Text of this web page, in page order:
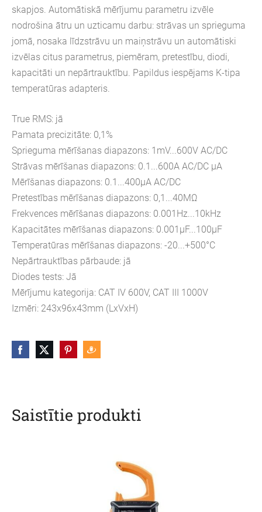
skapjos. Automātiskā mērījumu parametru izvēle
nodrošina ātru un uzticamu darbu: strāvas un sprieguma
jomā, nosaka līdzstrāvu un maiņstrāvu un automātiski
izvēlas citus parametrus, piemēram, pretestību, diodi,
kapacitāti un nepārtrauktību. Papildus iespējams K-tipa
temperatūras adapteris.
True RMS: jā
Pamata precizitāte: 0,1%
Sprieguma mērīšanas diapazons: 1mV...600V AC/DC
Strāvas mērīšanas diapazons: 0.1...600A AC/DC μA
Mērīšanas diapazons: 0.1...400μA AC/DC
Pretestības mērīšanas diapazons: 0,1...40MΩ
Frekvences mērīšanas diapazons: 0.001Hz...10kHz
Kapacitātes mērīšanas diapazons: 0.001μF...100μF
Temperatūras mērīšanas diapazons: -20...+500°C
Nepārtrauktības pārbaude: jā
Diodes tests: Jā
Mērījumu kategorija: CAT IV 600V, CAT III 1000V
Izmēri: 243x96x43mm (LxVxH)
Saistītie produkti